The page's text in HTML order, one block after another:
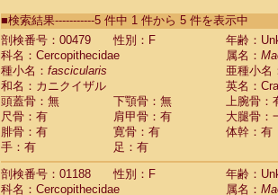
CebidaeSaguinus labiatus(0)
Cebidae Saguinus leucopus (0)
CebidaeSaguinus midas
CebidaeSaguinus mystax
CebidaeSaguinus nigricollis (1)
Cebidae Saguinus oedipus
Cebidae Saguinus weddelli
Cebidae Saguinusspp.
Cebidae Aotus trivirgatus
Cebidae Cebus albifrons
CebidaeCebus apella
■検索結果-----------5 件中 1 件から 5 件を表示中
剖検番号：00479
性別：F
年齢：
科名：Cercopithecidae
属名：
種小名： fascicularis
亜種小名
和名：カニクイザル
英名：
頭蓋骨：無
下顎骨：無
上腕骨：
尺骨：有
肩甲骨：有
大腿骨：
腓骨：有
寛骨：有
体幹：有
手：有
足：有
剖検番号：01188
性別：F
年齢：
科名：Cercopithecidae
属名：